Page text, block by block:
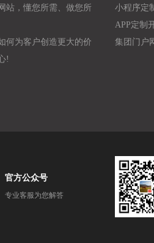
站，懂您所需、做您所
何为客户创造更大的价
!
小程序定
APP定制
集团门户
官方公众号
专业客服为您解答